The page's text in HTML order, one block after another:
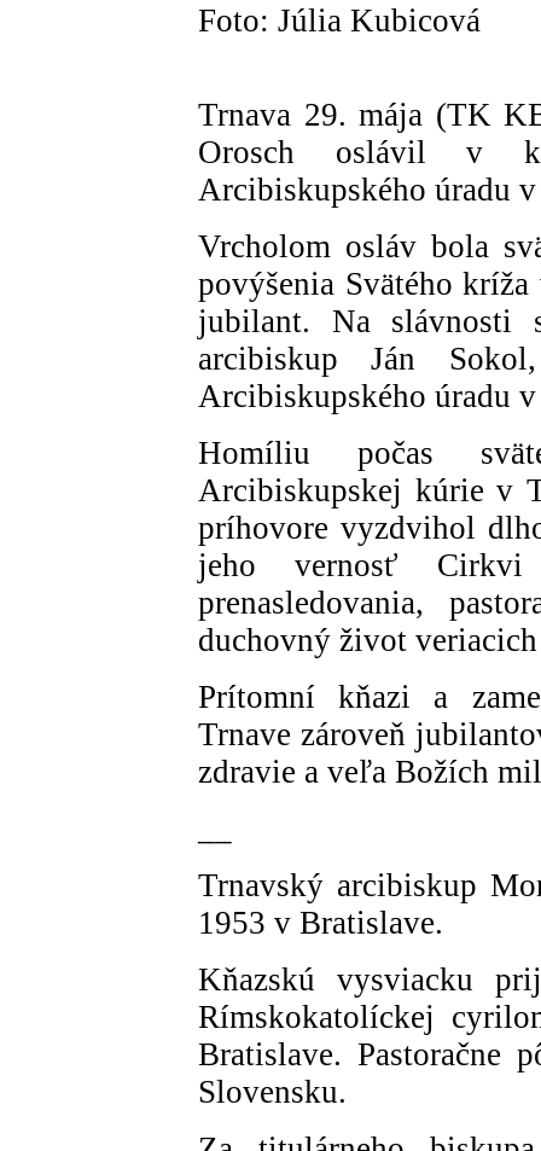
Foto: Júlia Kubicová
Trnava 29. mája (TK
Orosch oslávil v
Arcibiskupského úradu
Vrcholom osláv bola
povýšenia Svätého
jubilant. Na slávnosti
arcibiskup Ján
Arcibiskupského úradu
Homíliu počas
Arcibiskupskej kúrie v
príhovore vyzdvihol
jeho vernosť
prenasledovania,
duchovný život
Prítomní kňazi a
Trnave zároveň
zdravie a veľa Božích
Trnavský arcibiskup
1953 v Bratislave.
Kňazskú vysviacku
Rímskokatolíckej
Bratislave. Pastoračne
Slovensku.